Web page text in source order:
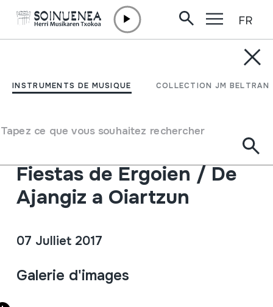
INSTRUMENTS DE MUSIQUE COLLECTION JM BELTRAN
Tapez ce que vous souhaitez rechercher
FR
HMberriak nº 62:
Escuela de Música
Fiestas de Ergoien / De
Ajangiz a Oiartzun
07 Julliet 2017
Fiche complète
Galerie d'images